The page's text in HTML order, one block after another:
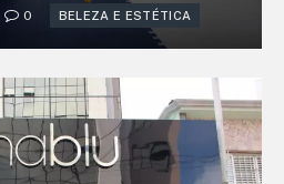
0 BELEZA E ESTÉTICA